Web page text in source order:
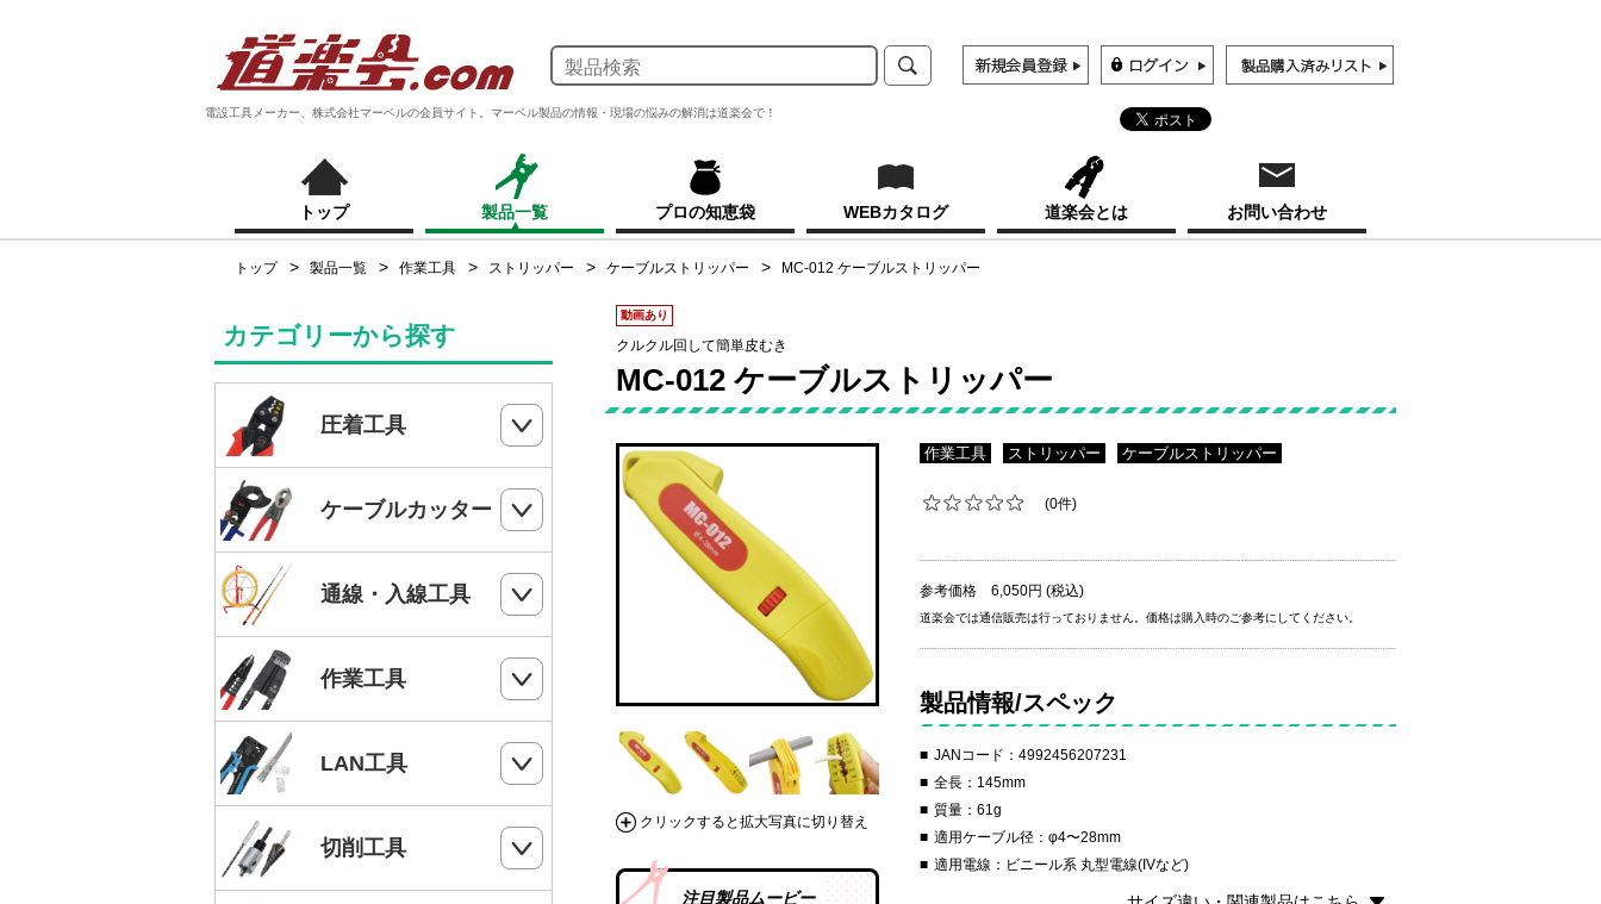
電設工具メーカー、株式会社マーベルの会員サイト。マーベル製品の情報・現場の悩みの解消は道楽会で！
トップ 製品一覧 プロの知恵袋 WEBカタログ 道楽会とは お問い合わせ
トップ 製品一覧 作業工具 ストリッパー ケーブルストリッパー MC-012 ケーブルストリッパー
動画あり
クルクル回して簡単皮むき
MC-012 ケーブルストリッパー
クリックすると拡大写真に切り替え
注目製品ムービー
作業工具 ストリッパー ケーブルストリッパー
(0件)
参考価格 6,050円 (税込)
道楽会では通信販売は行っておりません。価格は購入時のご参考にしてください。
製品情報/スペック
JANコード：4992456207231
全長：145mm
質量：61g
適用ケーブル径：φ4〜28mm
適用電線：ビニール系 丸型電線(IVなど)
カテゴリーから探す
圧着工具
ハンドプレス
電気工事士技能試験工具セット
手動油圧圧着工具
MC4端子用圧着工具
フェルール端子 圧着工具
ケーブルカッター
ケーブルカッター
ワイヤーカッター
ハードカッター
通線・入線工具
スネークラインシリーズ
Jetラインシリーズ
通線収納ケース
ジョイントライン
スーパーカーボン
作業工具
切断・パンチ
ストリッパー
電工ペンチ
LAN工具
モジュラー圧着工具
LANケーブルストリッパー
切削工具